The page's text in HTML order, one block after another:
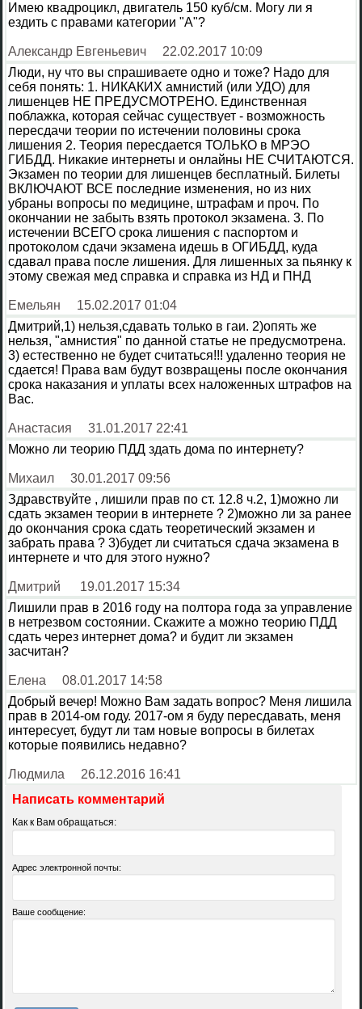
Имею квадроцикл, двигатель 150 куб/см. Могу ли я
ездить с правами категории "А"?
Александр Евгеньевич
22.02.2017 10:09
Люди, ну что вы спрашиваете одно и тоже? Надо для
себя понять: 1. НИКАКИХ амнистий (или УДО) для
лишенцев НЕ ПРЕДУСМОТРЕНО. Единственная
поблажка, которая сейчас существует - возможность
пересдачи теории по истечении половины срока
лишения 2. Теория пересдается ТОЛЬКО в МРЭО
ГИБДД. Никакие интернеты и онлайны НЕ СЧИТАЮТСЯ.
Экзамен по теории для лишенцев бесплатный. Билеты
ВКЛЮЧАЮТ ВСЕ последние изменения, но из них
убраны вопросы по медицине, штрафам и проч. По
окончании не забыть взять протокол экзамена. 3. По
истечении ВСЕГО срока лишения с паспортом и
протоколом сдачи экзамена идешь в ОГИБДД, куда
сдавал права после лишения. Для лишенных за пьянку к
этому свежая мед справка и справка из НД и ПНД
Емельян
15.02.2017 01:04
Дмитрий,1) нельзя,сдавать только в гаи. 2)опять же
нельзя, "амнистия" по данной статье не предусмотрена.
3) естественно не будет считаться!!! удаленно теория не
сдается! Права вам будут возвращены после окончания
срока наказания и уплаты всех наложенных штрафов на
Вас.
Анастасия
31.01.2017 22:41
Можно ли теорию ПДД здать дома по интернету?
Михаил
30.01.2017 09:56
Здравствуйте , лишили прав по ст. 12.8 ч.2, 1)можно ли
сдать экзамен теории в интернете ? 2)можно ли за ранее
до окончания срока сдать теоретический экзамен и
забрать права ? 3)будет ли считаться сдача экзамена в
интернете и что для этого нужно?
Дмитрий
19.01.2017 15:34
Лишили прав в 2016 году на полтора года за управление
в нетрезвом состоянии. Скажите а можно теорию ПДД
сдать через интернет дома? и будит ли экзамен
засчитан?
Елена
08.01.2017 14:58
Добрый вечер! Можно Вам задать вопрос? Меня лишила
прав в 2014-ом году. 2017-ом я буду пересдавать, меня
интересует, будут ли там новые вопросы в билетах
которые появились недавно?
Людмила
26.12.2016 16:41
Написать комментарий
Как к Вам обращаться:
Адрес электронной почты:
Ваше сообщение: